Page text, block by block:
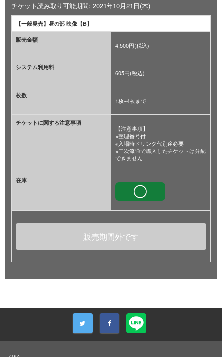
チケット読み取り可能期間: 2021年10月21日(木)
【一般発売】昼の部 映像【B】
販売金額
4,500円(税込)
システム利用料
605円(税込)
枚数
1枚~4枚まで
チケットに関する注意事項
【注意事項】
※整理番号付
※入場時ドリンク代別途必要
※二次流通で購入したチケットは分配
できません
在庫
販売期間外です